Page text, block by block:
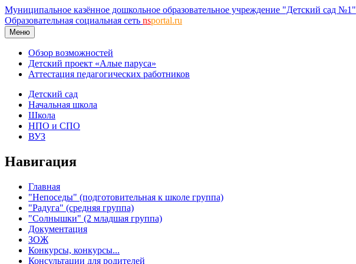
Муниципальное казённое дошкольное образовательное учреждение "Детский сад №1"
Образовательная социальная сеть nsportal.ru
Меню
Обзор возможностей
Детский проект «Алые паруса»
Аттестация педагогических работников
Детский сад
Начальная школа
Школа
НПО и СПО
ВУЗ
Навигация
Главная
"Непоседы" (подготовительная к школе группа)
"Радуга" (средняя группа)
"Солнышки" (2 младшая группа)
Документация
ЗОЖ
Конкурсы, конкурсы...
Консультации для родителей